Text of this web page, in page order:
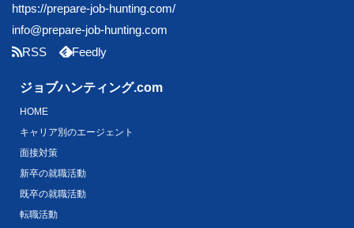
https://prepare-job-hunting.com/
info@prepare-job-hunting.com
RSS
Feedly
ジョブハンティング.com
HOME
キャリア別のエージェント
面接対策
新卒の就職活動
既卒の就職活動
転職活動